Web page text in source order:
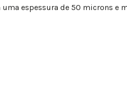
espessura de 50 microns e